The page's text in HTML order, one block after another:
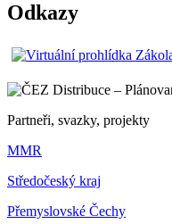
Odkazy
Partneři, svazky, projekty
MMR
Středočeský kraj
Přemyslovské Čechy